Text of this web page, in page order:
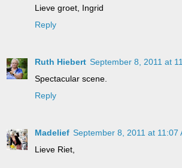
Lieve groet, Ingrid
Reply
Ruth Hiebert September 8, 2011 at
Spectacular scene.
Reply
Madelief September 8, 2011 at 11:07
Lieve Riet,